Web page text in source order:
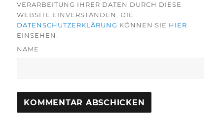
VERARBEITUNG IHRER DATEN DURCH DIESE
WEBSITE EINVERSTANDEN. DIE
DATENSCHUTZERKLÄRUNG KÖNNEN SIE HIER
EINSEHEN.
NAME